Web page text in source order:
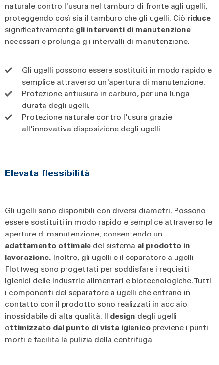
naturale contro l'usura nel tamburo di fronte agli ugelli,
proteggendo così sia il tamburo che gli ugelli. Ciò riduce
significativamente gli interventi di manutenzione
necessari e prolunga gli intervalli di manutenzione.
Gli ugelli possono essere sostituiti in modo rapido e
semplice attraverso un'apertura di manutenzione.
Protezione antiusura in carburo, per una lunga
durata degli ugelli.
Protezione naturale contro l'usura grazie
all'innovativa disposizione degli ugelli
Elevata flessibilità
Gli ugelli sono disponibili con diversi diametri. Possono
essere sostituiti in modo rapido e semplice attraverso le
aperture di manutenzione, consentendo un
adattamento ottimale del sistema al prodotto in
lavorazione. Inoltre, gli ugelli e il separatore a ugelli
Flottweg sono progettati per soddisfare i requisiti
igienici delle industrie alimentari e biotecnologiche. Tutti
i componenti del separatore a ugelli che entrano in
contatto con il prodotto sono realizzati in acciaio
inossidabile di alta qualità. Il design degli ugelli
ottimizzato dal punto di vista igienico previene i punti
morti e facilita la pulizia della centrifuga.